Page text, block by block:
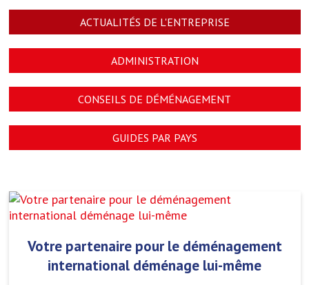
ACTUALITÉS DE L'ENTREPRISE
ADMINISTRATION
CONSEILS DE DÉMÉNAGEMENT
GUIDES PAR PAYS
Votre partenaire pour le déménagement
international déménage lui-même